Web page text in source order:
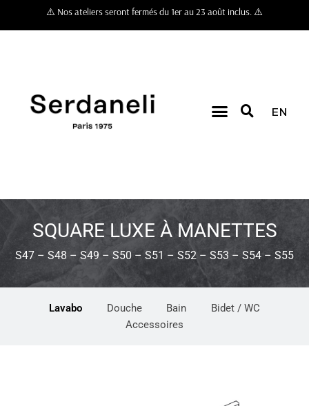
⚠️ Nos ateliers seront fermés du 1er au 23 août inclus. ⚠️
EN
SQUARE LUXE À MANETTES
S47 – S48 – S49 – S50 – S51 – S52 – S53 – S54 – S55
Lavabo Douche Bain
Bidet / WC
Accessoires